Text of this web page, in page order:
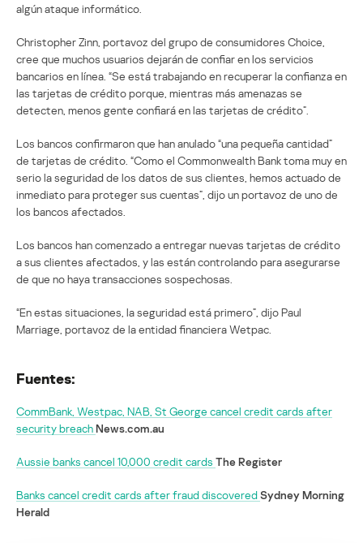
algún ataque informático.
Christopher Zinn, portavoz del grupo de consumidores Choice,
cree que muchos usuarios dejarán de confiar en los servicios
bancarios en línea. “Se está trabajando en recuperar la confianza en
las tarjetas de crédito porque, mientras más amenazas se
detecten, menos gente confiará en las tarjetas de crédito”.
Los bancos confirmaron que han anulado “una pequeña cantidad”
de tarjetas de crédito. “Como el Commonwealth Bank toma muy en
serio la seguridad de los datos de sus clientes, hemos actuado de
inmediato para proteger sus cuentas”, dijo un portavoz de uno de
los bancos afectados.
Los bancos han comenzado a entregar nuevas tarjetas de crédito
a sus clientes afectados, y las están controlando para asegurarse
de que no haya transacciones sospechosas.
“En estas situaciones, la seguridad está primero”, dijo Paul
Marriage, portavoz de la entidad financiera Wetpac.
Fuentes:
CommBank, Westpac, NAB, St George cancel credit cards after
security breachNews.com.au
Aussie banks cancel 10,000 credit cards The Register
Banks cancel credit cards after fraud discoveredSydney Morning
Herald